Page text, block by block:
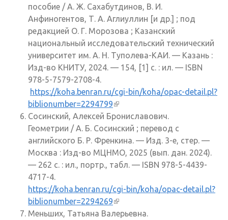
пособие / А. Ж. Сахабутдинов, В. И.
Анфиногентов, Т. А. Аглиуллин [и др.] ; под
редакцией О. Г. Морозова ; Казанский
национальный исследовательский технический
университет им. А. Н. Туполева-КАИ. — Казань :
Изд-во КНИТУ, 2024. — 154, [1] с. : ил. — ISBN
978-5-7579-2708-4.
https://koha.benran.ru/cgi-bin/koha/opac-detail.pl?
biblionumber=2294799(внешняя ссылка)
Сосинский, Алексей Брониславович.
Геометрии / А. Б. Сосинский ; перевод с
английского Б. Р. Френкина. — Изд. 3-е, стер. —
Москва : Изд-во МЦНМО, 2025 (вып. дан. 2024).
— 262 с. : ил., портр., табл. — ISBN 978-5-4439-
4717-4.
https://koha.benran.ru/cgi-bin/koha/opac-detail.pl?
biblionumber=2294269(внешняя ссылка)
Меньших, Татьяна Валерьевна.